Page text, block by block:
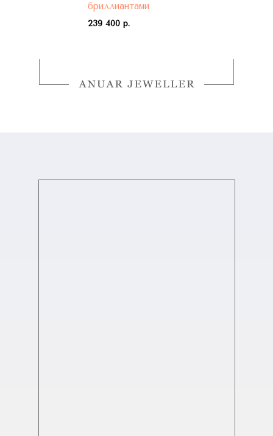
бриллиантами
239 400 р.